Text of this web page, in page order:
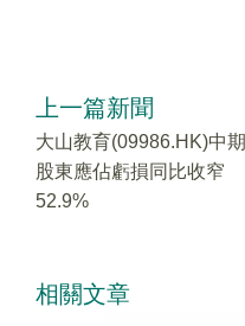
上一篇新聞
大山教育(09986.HK)中期
股東應佔虧損同比收窄
52.9%
相關文章